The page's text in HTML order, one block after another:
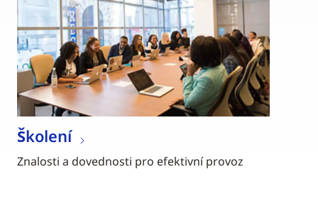
Školení
Znalosti a dovednosti pro efektivní provoz